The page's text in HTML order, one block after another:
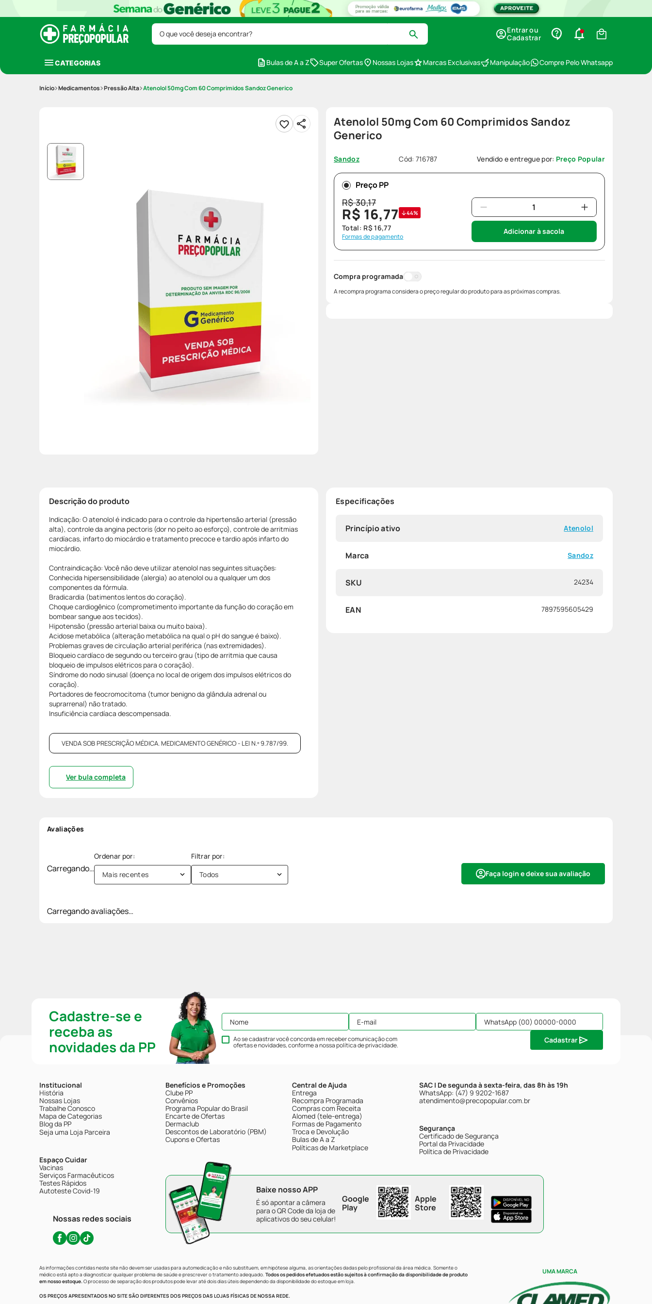
O que você deseja encontrar?
Entrar ou
Cadastrar
CATEGORIAS Bulas de A a Z Super Ofertas Nossas Lojas Marcas Exclusivas Manipulação Compre Pelo Whatsapp
Medicamentos Pressão Alta Atenolol 50mg Com 60 Comprimidos Sandoz Generico
Atenolol 50mg Com 60 Comprimidos Sandoz
Generico
Sandoz Cód: 716787 Vendido e entregue por: Preço Popular
Preço PP
R$30,17
R$ 16,77 44%
Total: R$ 16,77
Formas de pagamento
Adicionar à sacola
Compra programada
A recompra programa considera o preço regular do produto para as próximas compras.
Descrição do produto
Indicação: O atenolol é indicado para o controle da hipertensão arterial (pressão
alta), controle da angina pectoris (dor no peito ao esforço), controle de arritmias
cardíacas, infarto do miocárdio e tratamento precoce e tardio após infarto do
miocárdio.
Contraindicação: Você não deve utilizar atenolol nas seguintes situações:
Conhecida hipersensibilidade (alergia) ao atenolol ou a qualquer um dos
componentes da fórmula.
Bradicardia (batimentos lentos do coração).
Choque cardiogênico (comprometimento importante da função do coração em
bombear sangue aos tecidos).
Hipotensão (pressão arterial baixa ou muito baixa).
Acidose metabólica (alteração metabólica na qual o pH do sangue é baixo).
Problemas graves de circulação arterial periférica (nas extremidades).
Bloqueio cardíaco de segundo ou terceiro grau (tipo de arritmia que causa
bloqueio de impulsos elétricos para o coração).
Síndrome do nodo sinusal (doença no local de origem dos impulsos elétricos do
coração).
Portadores de feocromocitoma (tumor benigno da glândula adrenal ou
suprarrenal) não tratado.
Insuficiência cardíaca descompensada.
VENDA SOB PRESCRIÇÃO MÉDICA. MEDICAMENTO GENÉRICO - LEI N.º 9.787/99.
Ver bula completa
Especificações
Princípio ativo Atenolol
Marca Sandoz
SKU 24234
EAN 7897595605429
Avaliações
Carregando… Faça login e deixe sua avaliação
Mais recentes Todos
Carregando avaliações…
Cadastre-se e
receba as
novidades da PP
Ao se cadastrar você concorda em receber comunicação com
ofertas e novidades, conforme a nossapolítica de privacidade.
Cadastrar
Institucional
História
Nossas Lojas
Trabalhe Conosco
Mapa de Categorias
Blog da PP
Seja uma Loja Parceira
Espaço Cuidar
Vacinas
Serviços Farmacêuticos
Testes Rápidos
Autoteste Covid-19
Nossas redes sociais
Benefícios e Promoções
Clube PP
Convênios
Programa Popular do Brasil
Encarte de Ofertas
Dermaclub
Descontos de Laboratório (PBM)
Cupons e Ofertas
Central de Ajuda
Entrega
Recompra Programada
Compras com Receita
Alomed (tele-entrega)
Formas de Pagamento
Troca e Devolução
Bulas de A a Z
Políticas de Marketplace
SAC | De segunda à sexta-feira, das 8h às 19h
WhatsApp: (47) 9 9202-1687
atendimento@precopopular.com.br
Segurança
Certificado de Segurança
Portal da Privacidade
Política de Privacidade
Baixe nosso APP
É só apontar a câmera
para o QR Code da loja de
aplicativos do seu celular!
Google
Play
Apple
Store
As informações contidas neste site não devem ser usadas para automedicação e não substituem, em hipótese alguma, as orientações dadas pelo profissional da área médica. Somente o
médico está apto a diagnosticar qualquer problema de saúde e prescrever o tratamento adequado. Todos os pedidos efetuados estão sujeitos à confirmação da disponibilidade de produto
em nosso estoque.O processo de separação dos produtos pode levar até dois dias úteis dependendo da disponibilidade do estoque em loja.
OS PREÇOS APRESENTADOS NO SITE SÃO DIFERENTES DOS PREÇOS DAS LOJAS FÍSICAS DE NOSSA REDE.
UMA MARCA